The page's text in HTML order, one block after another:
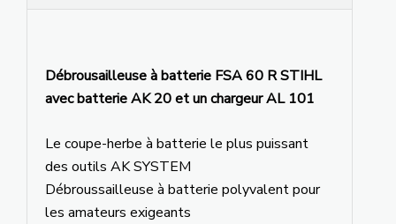
Débrousailleuse à batterie FSA 60 R STIHL
avec batterie AK 20 et un chargeur AL 101
Le coupe-herbe à batterie le plus puissant
des outils AK SYSTEM
Débroussailleuse à batterie polyvalent pour
les amateurs exigeants